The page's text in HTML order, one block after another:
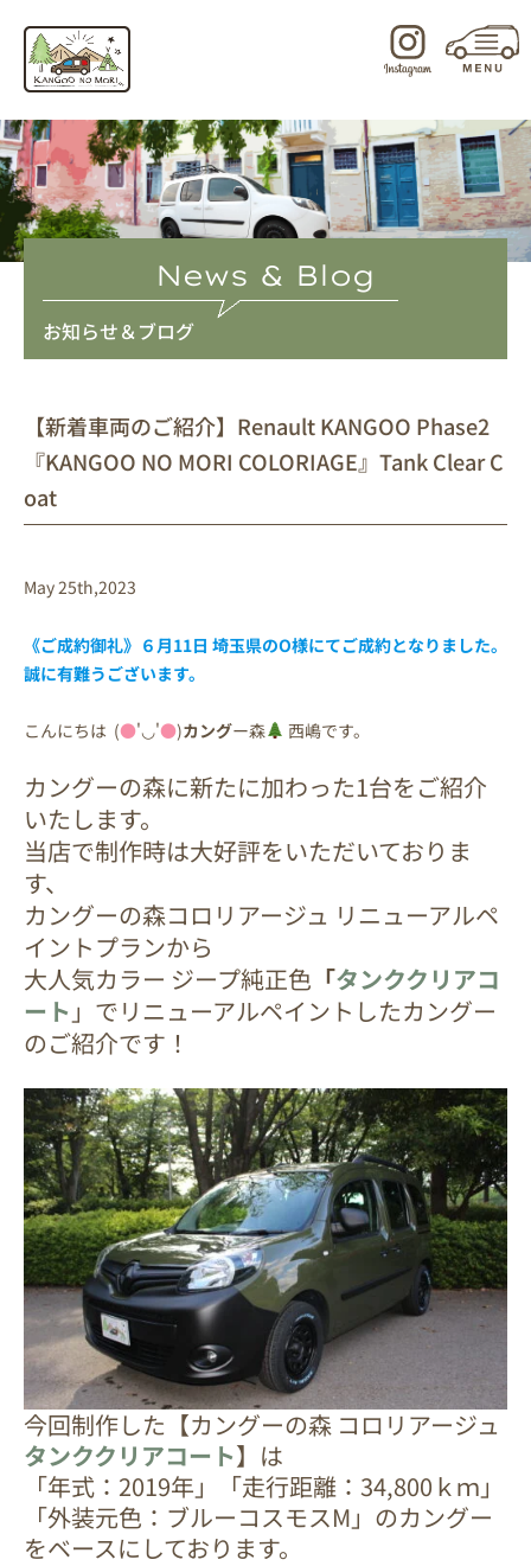
キ
ッ
プ
News & Blog
お知らせ＆ブログ
【新着車両のご紹介】Renault KANGOO Phase2
『KANGOO NO MORI COLORIAGE』Tank Clear C
oat
May 25th,2023
《ご成約御礼》６月11日 埼玉県のO様にてご成約となりました。
誠に有難うございます。
こんにちは (●'◡'●)カングー森 西嶋です。
カングーの森に新たに加わった1台をご紹介
いたします。
当店で制作時は大好評をいただいておりま
す、
カングーの森コロリアージュ リニューアルペ
イントプランから
大人気カラー ジープ純正色 「タンククリアコ
ート 」でリニューアルペイントしたカングー
のご紹介です！
今回制作した【カングーの森 コロリアージュ
タンククリアコート】は
「年式：2019年」「走行距離：34,800ｋｍ」
「外装元色：ブルーコスモスM」のカングー
をベースにしております。